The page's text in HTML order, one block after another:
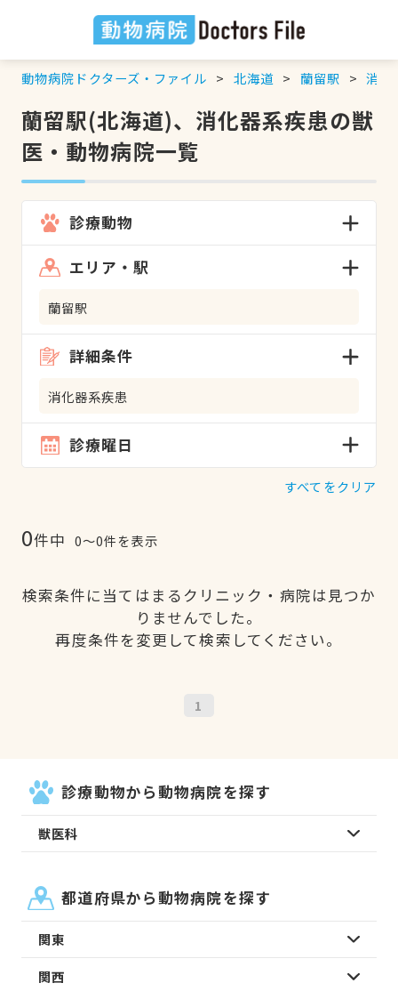
動物病院ドクターズ・ファイル 北海道 蘭留駅 消化
蘭留駅(北海道)、消化器系疾患の獣
医・動物病院一覧
診療動物
エリア・駅
蘭留駅
詳細条件
消化器系疾患
診療曜日
すべてをクリア
0件中 0〜0件を表示
検索条件に当てはまるクリニック・病院は見つか
りませんでした。
再度条件を変更して検索してください。
1
診療動物から動物病院を探す
獣医科
都道府県から動物病院を探す
関東
関西